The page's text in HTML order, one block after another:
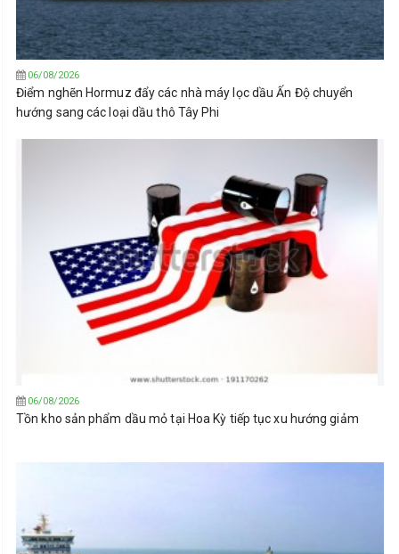
06/08/2026
Điểm nghẽn Hormuz đẩy các nhà máy lọc dầu Ấn Độ chuyển
hướng sang các loại dầu thô Tây Phi
06/08/2026
Tồn kho sản phẩm dầu mỏ tại Hoa Kỳ tiếp tục xu hướng giảm